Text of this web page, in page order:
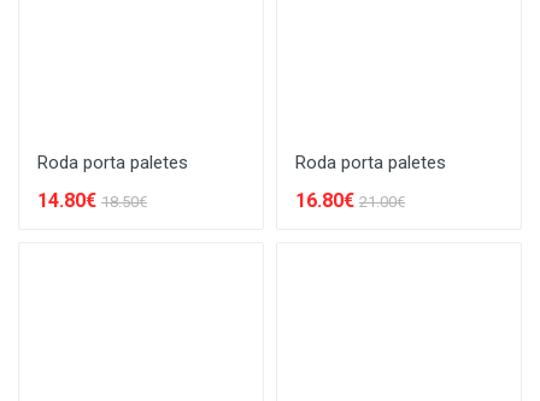
Roda porta paletes
14.80€ 18.50€
Roda porta paletes
16.80€ 21.00€